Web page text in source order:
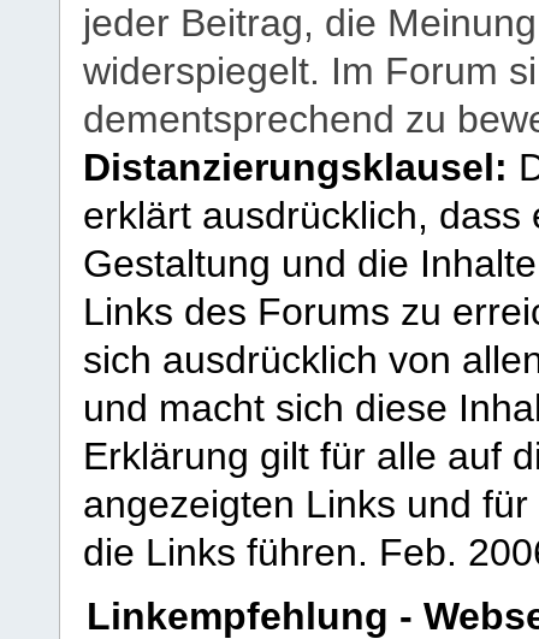
jeder Beitrag, die
widerspiegelt. Im Forum
dementsprechend zu
Distanzierungsklausel:
erklärt ausdrücklich,
Gestaltung und die
Links des Forums zu
sich ausdrücklich von
und macht sich diese
Erklärung gilt für alle auf
angezeigten Links und
die Links führen. Feb.
Linkempfehlung -